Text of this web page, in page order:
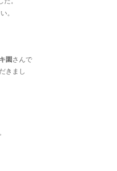
。
園 さんで
きまし